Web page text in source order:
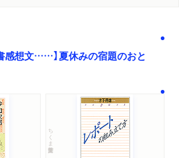
感想文……】夏休みの宿題のおと
ちくま学芸文庫